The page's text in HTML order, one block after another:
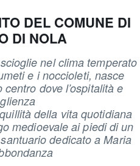
DEL COMUNE DI
DI NOLA
nel clima temperato
e i noccioleti, nasce
dove l’ospitalità e
della vita quotidiana
medioevale ai piedi di un
dedicato a Maria